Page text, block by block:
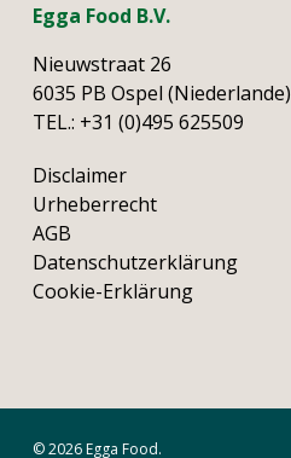
Egga Food B.V.
Nieuwstraat 26
6035 PB Ospel (Niederlande)
TEL.: +31 (0)495 625509
Disclaimer
Urheberrecht
AGB
Datenschutzerklärung
Cookie-Erklärung
© 2026 Egga Food.